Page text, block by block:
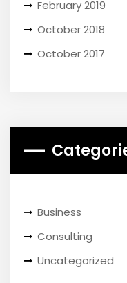
February 2019
October 2018
October 2017
Business
Consulting
Uncategorized